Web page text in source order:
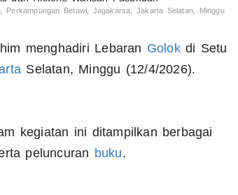
Betawi, Jagakarsa, Jakarta Selatan, Minggu
menghadiri Lebaran Golokdi Setu
Selatan, Minggu (12/4/2026).
kegiatan ini ditampilkan berbagai
peluncuran buku.